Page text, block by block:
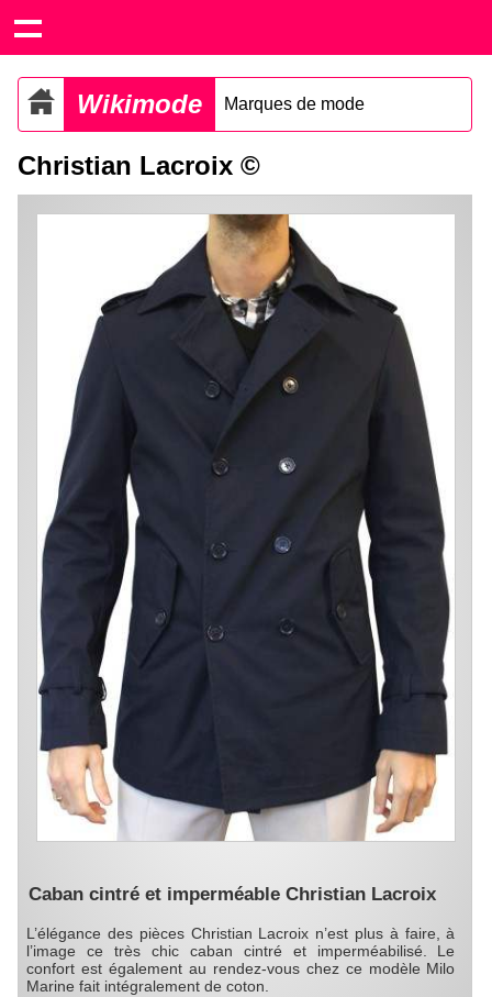
Wikimode Marques de mode
Christian Lacroix ©
Caban cintré et imperméable Christian Lacroix
L’élégance des pièces Christian Lacroix n’est plus à faire, à
l’image ce très chic caban cintré et imperméabilisé. Le
confort est également au rendez-vous chez ce modèle Milo
Marine fait intégralement de coton.